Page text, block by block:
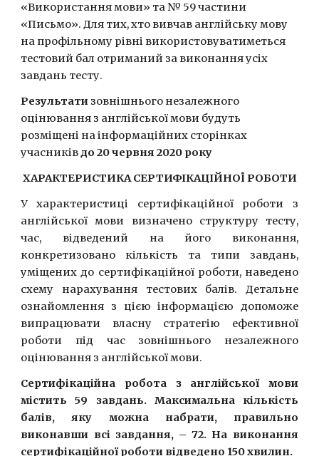
«Використання мови» та № 59 частини
«Письмо». Для тих, хто вивчав англійську мову
на профільному рівні використовуватиметься
тестовий бал отриманий за виконання усіх
завдань тесту.
Результати зовнішнього незалежного
оцінювання з англійської мови будуть
розміщені на інформаційних сторінках
учасників до 20 червня 2020 року
ХАРАКТЕРИСТИКА СЕРТИФІКАЦІЙНОЇ РОБОТИ
У характеристиці сертифікаційної роботи з
англійської мови визначено структуру тесту,
час, відведений на його виконання,
конкретизовано кількість та типи завдань,
уміщених до сертифікаційної роботи, наведено
схему нарахування тестових балів. Детальне
ознайомлення з цією інформацією допоможе
випрацювати власну стратегію ефективної
роботи під час зовнішнього незалежного
оцінювання з англійської мови.
Сертифікаційна робота з англійської мови
містить 59 завдань. Максимальна кількість
балів, яку можна набрати, правильно
виконавши всі завдання, – 72. На виконання
сертифікаційної роботи відведено 150 хвилин.